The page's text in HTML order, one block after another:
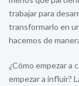
trabajar para
transformarlo en
hacemos de
¿Cómo empezar a
empezar a influir?